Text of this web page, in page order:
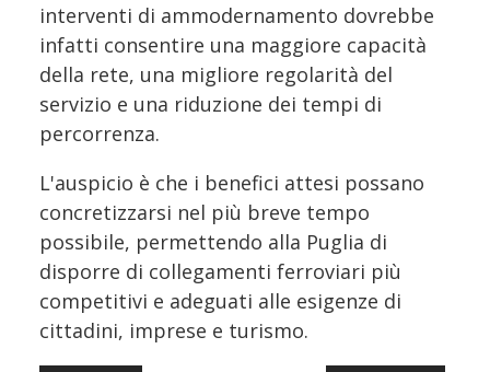
interventi di ammodernamento dovrebbe
infatti consentire una maggiore capacità
della rete, una migliore regolarità del
servizio e una riduzione dei tempi di
percorrenza.
L'auspicio è che i benefici attesi possano
concretizzarsi nel più breve tempo
possibile, permettendo alla Puglia di
disporre di collegamenti ferroviari più
competitivi e adeguati alle esigenze di
cittadini, imprese e turismo.